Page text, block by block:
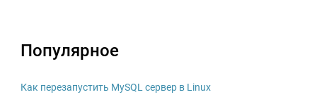
Популярное
Как перезапустить MySQL сервер в Linux